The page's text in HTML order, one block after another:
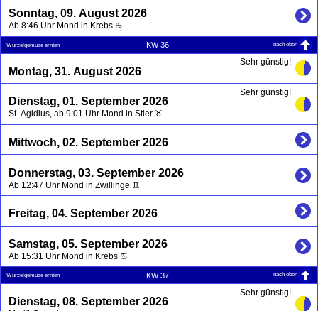
Sonntag, 09. August 2026
Ab 8:46 Uhr Mond in Krebs ♋
Wurzelgemüse ernten KW 36 nach oben
Montag, 31. August 2026
Sehr günstig!
Dienstag, 01. September 2026
Sehr günstig!
St. Ägidius, ab 9:01 Uhr Mond in Stier ♉
Mittwoch, 02. September 2026
Donnerstag, 03. September 2026
Ab 12:47 Uhr Mond in Zwillinge ♊
Freitag, 04. September 2026
Samstag, 05. September 2026
Ab 15:31 Uhr Mond in Krebs ♋
Wurzelgemüse ernten KW 37 nach oben
Dienstag, 08. September 2026
Sehr günstig!